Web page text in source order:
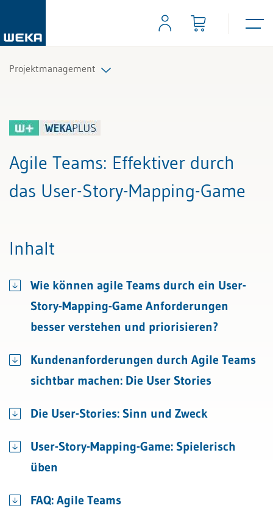
Projektmanagement
Alle Fachexperten
Agile Teams: Effektiver durch
das User-Story-Mapping-Game
Inhalt
Wie können agile Teams durch ein User-
Story-Mapping-Game Anforderungen
besser verstehen und priorisieren?
Kundenanforderungen durch Agile Teams
sichtbar machen: Die User Stories
Die User-Stories: Sinn und Zweck
User-Story-Mapping-Game: Spielerisch
üben
FAQ: Agile Teams